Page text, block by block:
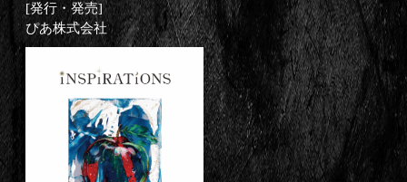
[発行・発売]
ぴあ株式会社